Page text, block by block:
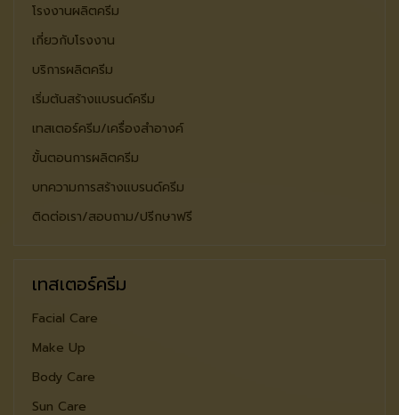
โรงงานผลิตครีม
เกี่ยวกับโรงงาน
บริการผลิตครีม
เริ่มต้นสร้างแบรนด์ครีม
เทสเตอร์ครีม/เครื่องสำอางค์
ขั้นตอนการผลิตครีม
บทความการสร้างแบรนด์ครีม
ติดต่อเรา/สอบถาม/ปรีกษาฟรี
เทสเตอร์ครีม
Facial Care
Make Up
Body Care
Sun Care